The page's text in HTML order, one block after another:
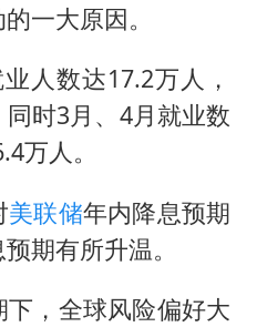
一大原因。
人数达17.2万人，
时3月、4月就业数
万人。
美联储年内降息预期
期有所升温。
，全球风险偏好大